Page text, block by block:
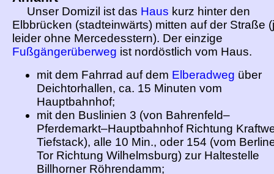
Unser Domizil ist das Haus kurz hinter den
Elbbrücken (stadteinwärts) mitten auf der Straße
leider ohne Mercedesstern). Der einzige
Fußgängerüberweg ist nordöstlich vom Haus.
mit dem Fahrrad auf dem Elberadweg über
Deichtorhallen, ca. 15 Minuten vom
Hauptbahnhof;
mit den Buslinien 3 (von Bahrenfeld–
Pferdemarkt–Hauptbahnhof Richtung
Tiefstack), alle 10 Min., oder 154 (vom
Tor Richtung Wilhelmsburg) zur Haltestelle
Billhorner Röhrendamm;